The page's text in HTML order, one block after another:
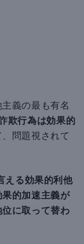
義の最も有名
欺行為は効果的
、問題視されて
える効果的利他
的加速主義が
に取って替わ